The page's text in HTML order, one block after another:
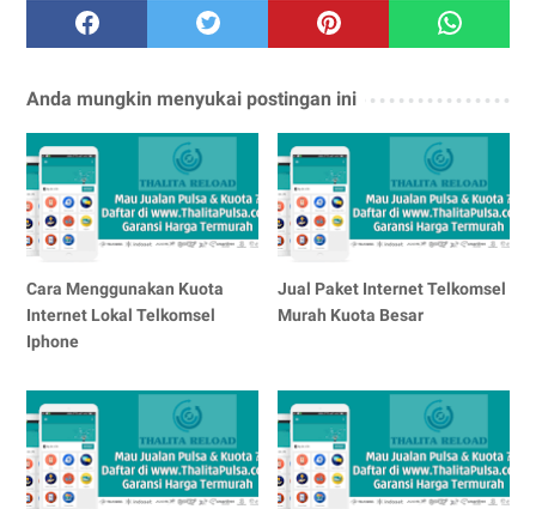
Anda mungkin menyukai postingan ini
Cara Menggunakan Kuota
Internet Lokal Telkomsel
Iphone
Jual Paket Internet Telkomsel
Murah Kuota Besar